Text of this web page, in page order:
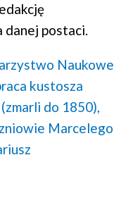
danej postaci.
Naukowe
kustosza
do 1850),
Marcelego